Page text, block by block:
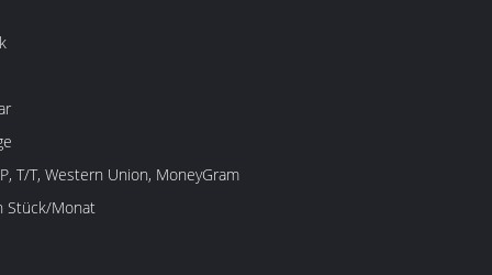
T/T, Western Union, MoneyGram
Stück/Monat